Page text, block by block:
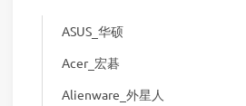
ASUS_华硕
Acer_宏碁
Alienware_外星人